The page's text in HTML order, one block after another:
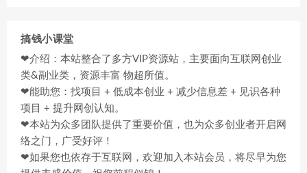
搞钱小课堂
❤介绍：本站整合了多方VIP资源站，主要面向互联网创业
类&副业类，资源丰富 物超所值。
❤能助您：找项目 + 低成本创业 + 减少信息差 + 见识各种
项目 + 提升网创认知。
❤本站为众多团队提供了重要价值，也为众多创业者开启网
络之门，广受好评！
❤如果您也依存于互联网，欢迎加入本站会员，将尽早为您